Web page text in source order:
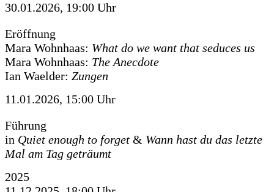
30.01.2026, 19:00 Uhr
Eröffnung
Mara Wohnhaas: What do we want that seduces us
Mara Wohnhaas: The Anecdote
Ian Waelder: Zungen
11.01.2026, 15:00 Uhr
Führung
in Quiet enough to forget & Wann hast du das letzte
Mal am Tag geträumt
2025